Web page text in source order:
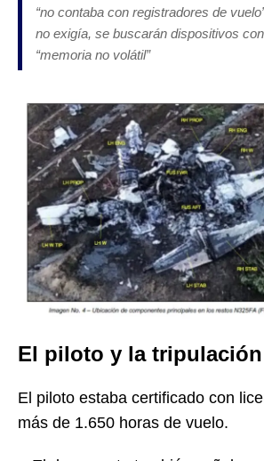
“no contaba con registradores de
no exigía, se buscarán dispositivos
“memoria no volátil”
El piloto y la tripulación
El piloto estaba certificado con
más de 1.650 horas de vuelo.